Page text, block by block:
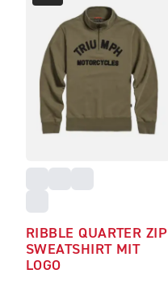
RIBBLE QUARTER ZIP
SWEATSHIRT MIT
LOGO